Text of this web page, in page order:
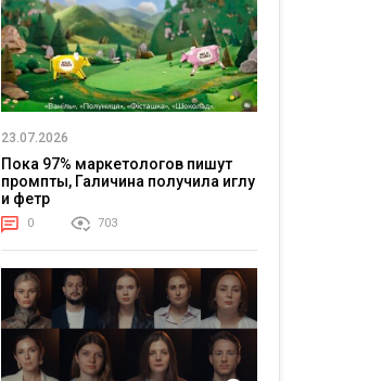
23.07.2026
Пока 97% маркетологов пишут
промпты, Галичина получила иглу
и фетр
0 703